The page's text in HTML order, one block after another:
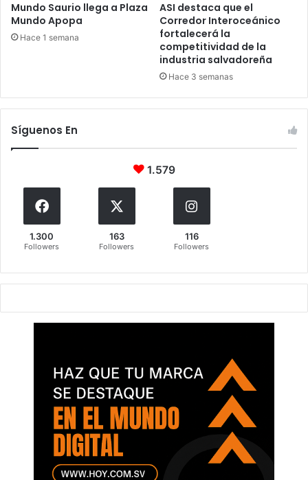
Mundo Saurio llega a Plaza
Mundo Apopa
Hace 1 semana
ASI destaca que el
Corredor Interoceánico
fortalecerá la
competitividad de la
industria salvadoreña
Hace 3 semanas
Síguenos En
1.579
1.300
Followers
163
Followers
116
Followers